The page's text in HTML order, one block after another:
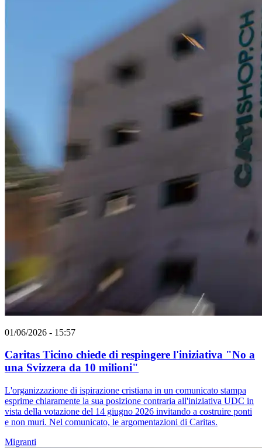
01/06/2026 - 15:57
Caritas Ticino chiede di respingere l'iniziativa "No a
una Svizzera da 10 milioni"
L'organizzazione di ispirazione cristiana in un comunicato stampa
esprime chiaramente la sua posizione contraria all'iniziativa UDC in
vista della votazione del 14 giugno 2026 invitando a costruire ponti
e non muri. Nel comunicato, le argomentazioni di Caritas.
Migranti